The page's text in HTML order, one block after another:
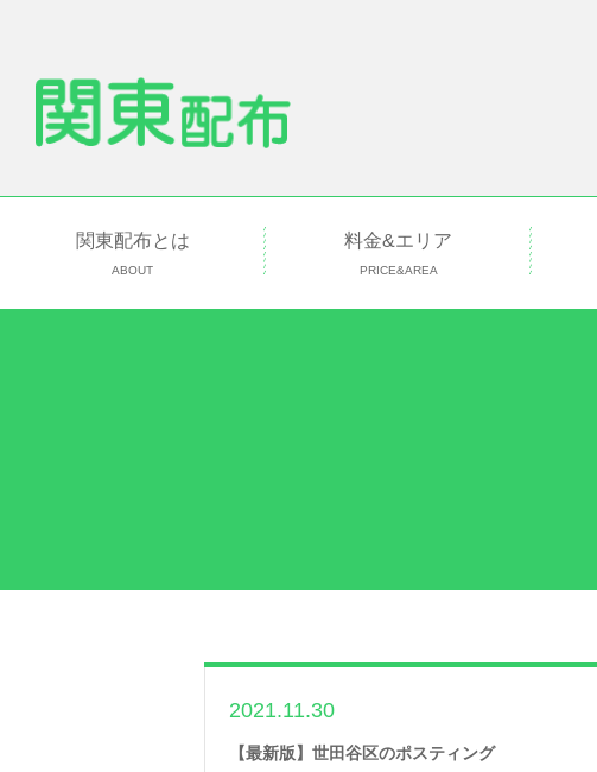
関東配布とは
ABOUT
料金&エリア
PRICE&AREA
2021.11.30
【最新版】世田谷区のポスティング